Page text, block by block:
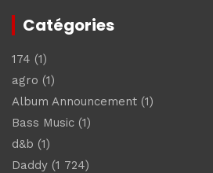
Catégories
174 (1)
agro (1)
Album Announcement (1)
Bass Music (1)
d&b (1)
Daddy (1 724)